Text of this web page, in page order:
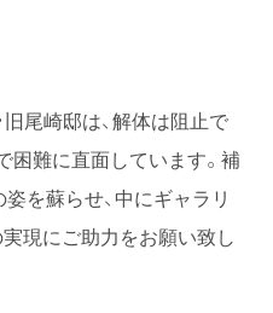
尾崎邸は、解体は阻止で
困難に直面しています。補
を蘇らせ、中にギャラリ
現にご助力をお願い致し